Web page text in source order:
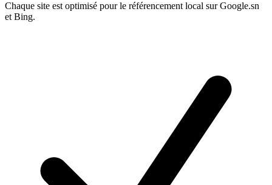
Chaque site est optimisé pour le référencement local sur Google.sn
et Bing.